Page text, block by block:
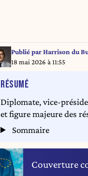
Publié parHarrison du
18 mai 2026 à 11:55
RÉSUMÉDE L'ARTICLE
Diplomate, vice-
et figure majeure des
Sommaire
Couverture